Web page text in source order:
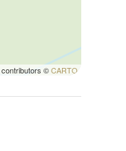
contributors ©CARTO